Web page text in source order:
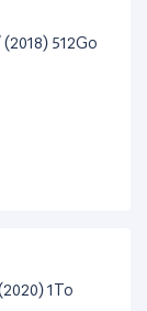
512Go
1To